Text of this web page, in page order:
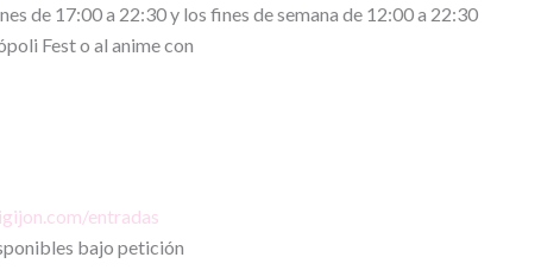
de 17:00 a 22:30 y los fines de semana de 12:00 a 22:30
Fest o al anime con
entradas
bajo petición